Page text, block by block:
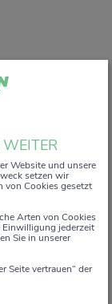
Weg begleiten
eingestellt.
Website und unsere
setzen wir
von Cookies gesetzt
Arten von Cookies
Einwilligung jederzeit
Sie in unserer
Seite vertrauen“ der